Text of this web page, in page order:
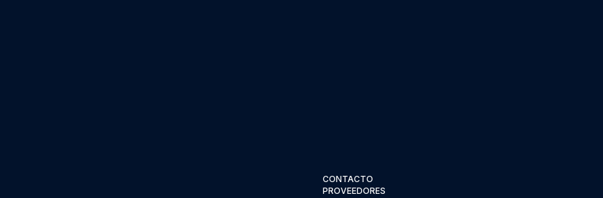
CONTACTO
PROVEEDORES